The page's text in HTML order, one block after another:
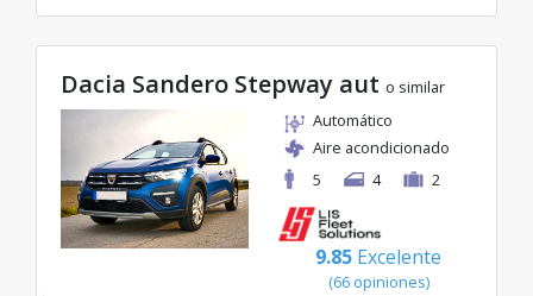
Dacia Sandero Stepway aut o similar
Automático
Aire acondicionado
5
4 2
9.85 Excelente
(66 opiniones)